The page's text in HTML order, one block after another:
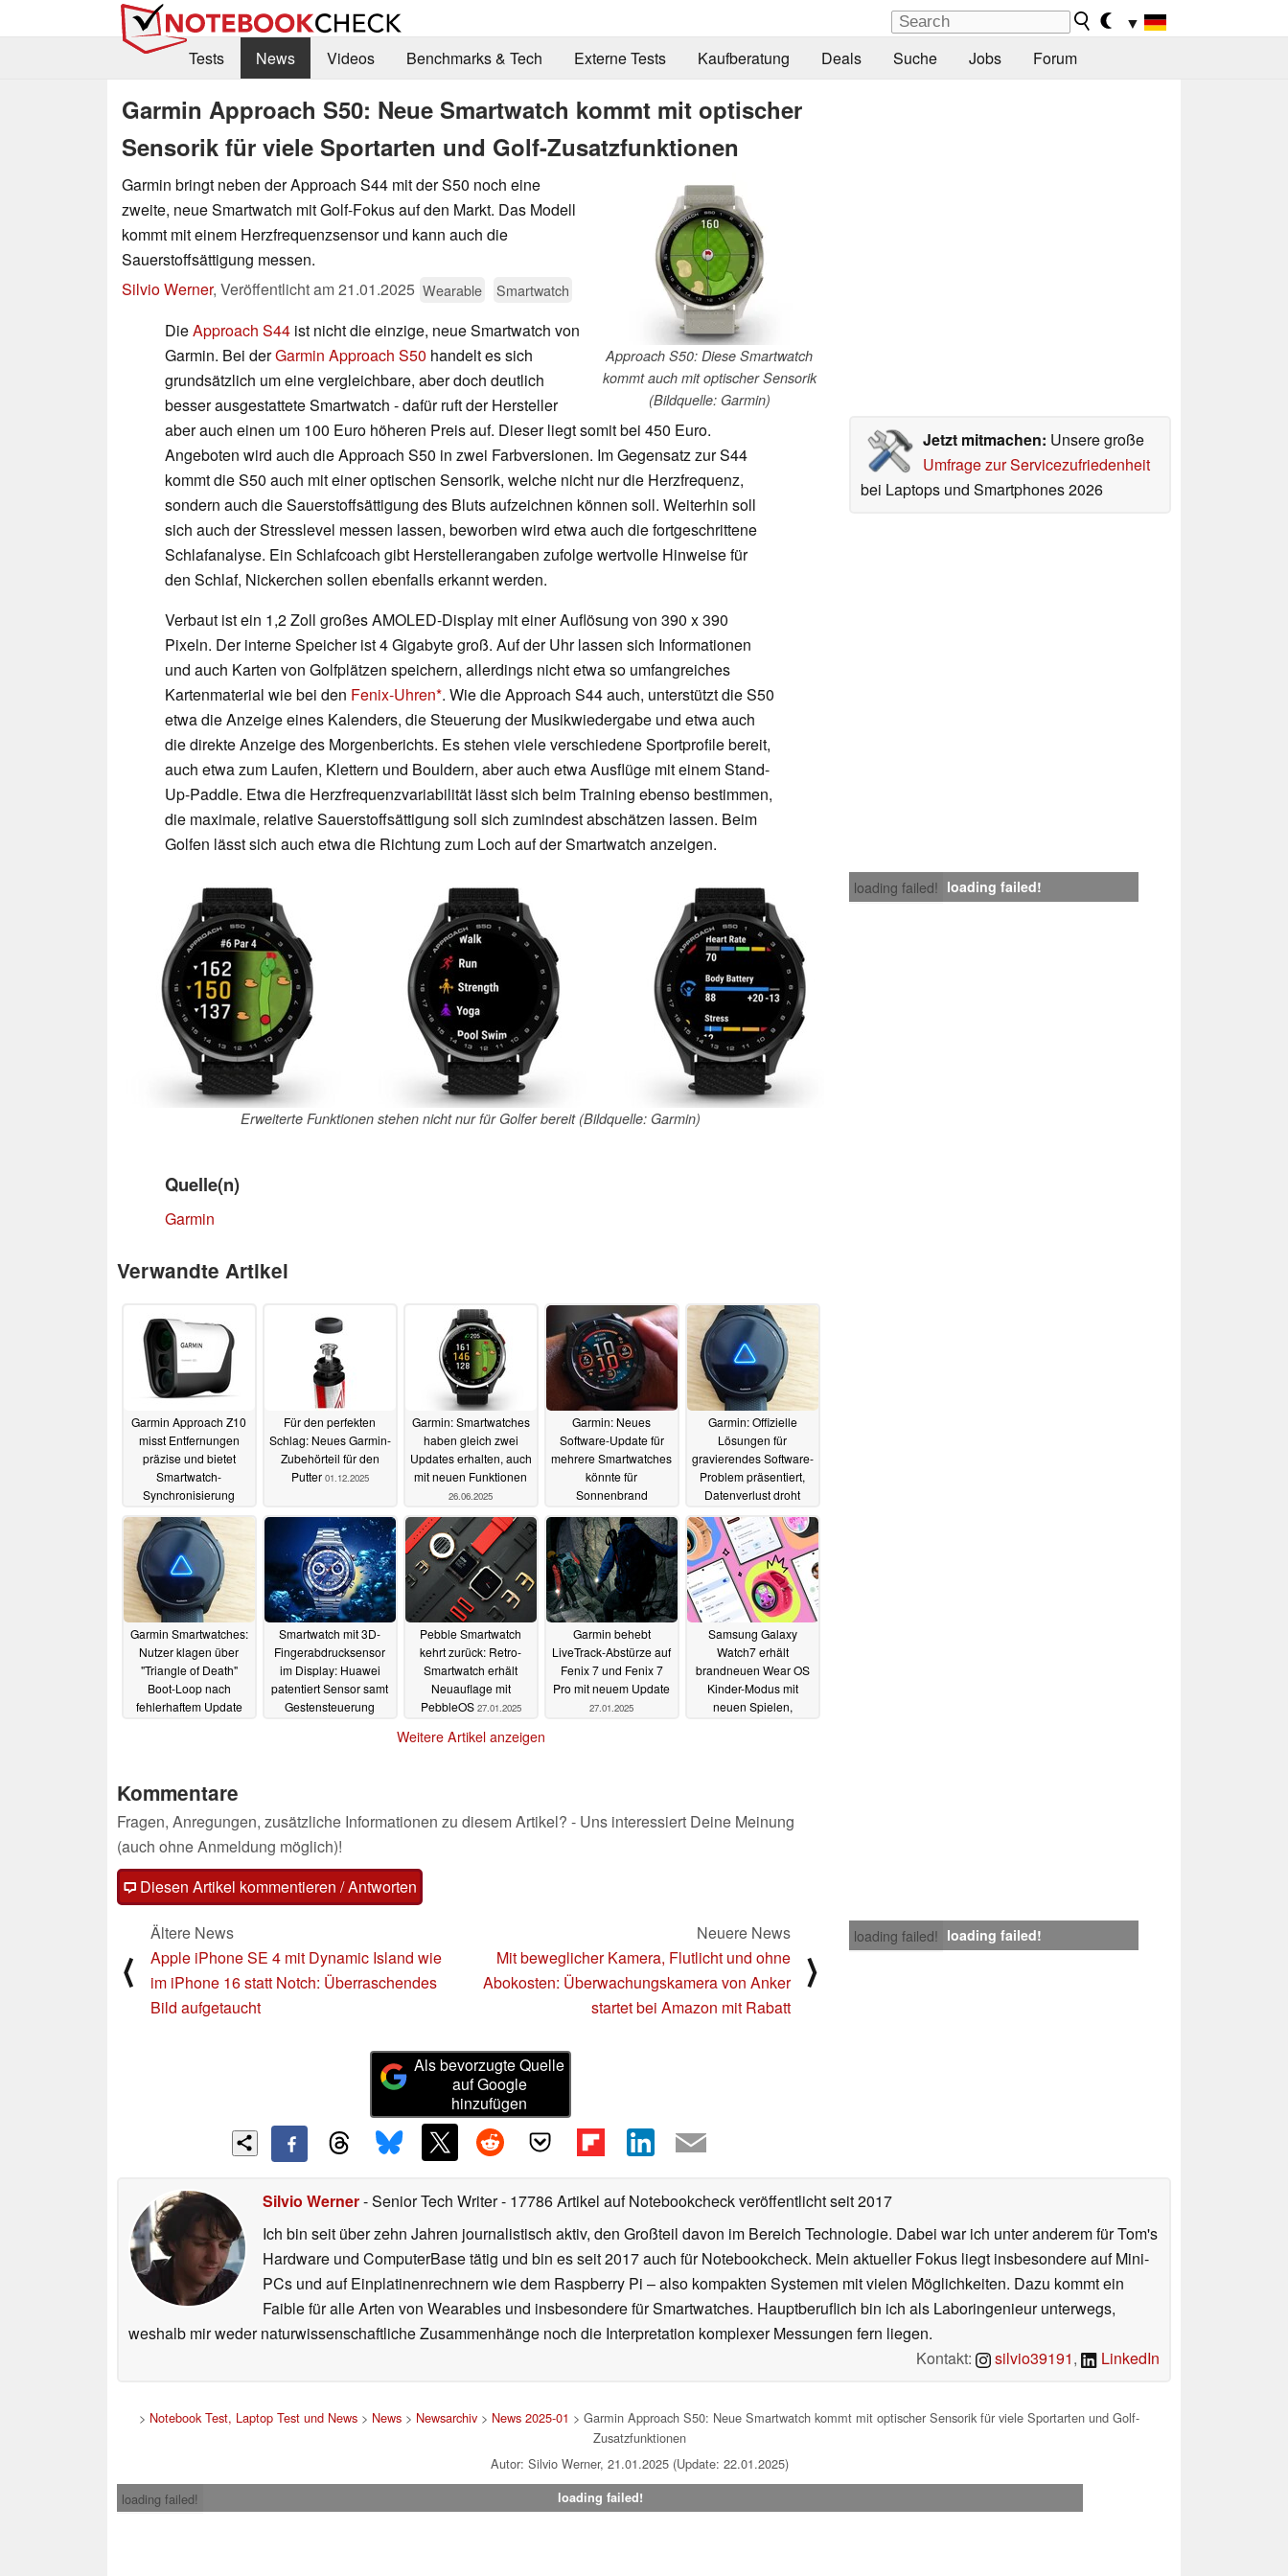
▼
Tests
News Videos Benchmarks & Tech Externe Tests Kaufberatung Deals Suche Jobs Forum
Garmin Approach S50: Neue Smartwatch kommt mit optischer
Sensorik für viele Sportarten und Golf-Zusatzfunktionen
Approach S50: Diese Smartwatch
kommt auch mit optischer Sensorik
(Bildquelle: Garmin)
Garmin bringt neben der Approach S44 mit der S50 noch eine
zweite, neue Smartwatch mit Golf-Fokus auf den Markt. Das Modell
kommt mit einem Herzfrequenzsensor und kann auch die
Sauerstoffsättigung messen.
Silvio Werner, Veröffentlicht am21.01.2025 Wearable Smartwatch
Jetzt mitmachen: Unsere große
Umfrage zur Servicezufriedenheit
bei Laptops und Smartphones 2026
DieApproach S44 ist nicht die einzige, neue Smartwatch von
Garmin. Bei derGarmin Approach S50 handelt es sich
grundsätzlich um eine vergleichbare, aber doch deutlich
besser ausgestattete Smartwatch - dafür ruft der Hersteller
aber auch einen um 100 Euro höheren Preis auf. Dieser liegt somit bei 450 Euro.
Angeboten wird auch die Approach S50 in zwei Farbversionen. Im Gegensatz zur S44
kommt die S50 auch mit einer optischen Sensorik, welche nicht nur die Herzfrequenz,
sondern auch die Sauerstoffsättigung des Bluts aufzeichnen können soll. Weiterhin soll
sich auch der Stresslevel messen lassen, beworben wird etwa auch die fortgeschrittene
Schlafanalyse. Ein Schlafcoach gibt Herstellerangaben zufolge wertvolle Hinweise für
den Schlaf, Nickerchen sollen ebenfalls erkannt werden.
Verbaut ist ein 1,2 Zoll großes AMOLED-Display mit einer Auflösung von 390 x 390
Pixeln. Der interne Speicher ist 4 Gigabyte groß. Auf der Uhr lassen sich Informationen
und auch Karten von Golfplätzen speichern, allerdings nicht etwa so umfangreiches
Kartenmaterial wie bei den Fenix-Uhren . Wie die Approach S44 auch, unterstützt die S50
etwa die Anzeige eines Kalenders, die Steuerung der Musikwiedergabe und etwa auch
die direkte Anzeige des Morgenberichts. Es stehen viele verschiedene Sportprofile bereit,
auch etwa zum Laufen, Klettern und Bouldern, aber auch etwa Ausflüge mit einem Stand-
Up-Paddle. Etwa die Herzfrequenzvariabilität lässt sich beim Training ebenso bestimmen,
die maximale, relative Sauerstoffsättigung soll sich zumindest abschätzen lassen. Beim
Golfen lässt sich auch etwa die Richtung zum Loch auf der Smartwatch anzeigen.
loading failed! loading failed!
Erweiterte Funktionen stehen nicht nur für Golfer bereit (Bildquelle: Garmin)
Quelle(n)
Garmin
Verwandte Artikel
Garmin Approach Z10
misst Entfernungen
präzise und bietet
Smartwatch-
Synchronisierung
25.06.2026
Für den perfekten
Schlag: Neues Garmin-
Zubehörteil für den
Putter 01.12.2025
Garmin: Smartwatches
haben gleich zwei
Updates erhalten, auch
mit neuen Funktionen
26.06.2025
Garmin: Neues
Software-Update für
mehrere Smartwatches
könnte für
Sonnenbrand
Sicherheit erhöhen
30.01.2025
Garmin: Offizielle
Lösungen für
gravierendes Software-
Problem präsentiert,
Datenverlust droht
29.01.2025
Garmin Smartwatches:
Nutzer klagen über
"Triangle of Death"
Boot-Loop nach
fehlerhaftem Update
Smartwatch mit 3D-
Fingerabdrucksensor
im Display: Huawei
patentiert Sensor samt
Gestensteuerung
Pebble Smartwatch
kehrt zurück: Retro-
Smartwatch erhält
Neuauflage mit
PebbleOS 27.01.2025
Garmin behebt
LiveTrack-Abstürze auf
Fenix 7 und Fenix 7
Pro mit neuem Update
27.01.2025
Samsung Galaxy
Watch7 erhält
brandneuen Wear OS
Kinder-Modus mit
neuen Spielen,
Weitere Artikel anzeigen
Kommentare
Fragen, Anregungen, zusätzliche Informationen zu diesem Artikel? - Uns interessiert Deine Meinung
(auch ohne Anmeldung möglich)!
Diesen Artikel kommentieren / Antworten
loading failed! loading failed!
⟨
Ältere News
Apple iPhone SE 4 mit Dynamic Island wie
im iPhone 16 statt Notch: Überraschendes
Bild aufgetaucht
Neuere News
Mit beweglicher Kamera, Flutlicht und ohne
Abokosten: Überwachungskamera von Anker
startet bei Amazon mit Rabatt
⟩
Als bevorzugte Quelle
auf Google
hinzufügen
Silvio Werner- Senior Tech Writer- 17786 Artikel auf Notebookcheck veröffentlichtseit 2017
Ich bin seit über zehn Jahren journalistisch aktiv, den Großteil davon im Bereich Technologie. Dabei war ich unter anderem für Tom's
Hardware und ComputerBase tätig und bin es seit 2017 auch für Notebookcheck. Mein aktueller Fokus liegt insbesondere auf Mini-
PCs und auf Einplatinenrechnern wie dem Raspberry Pi – also kompakten Systemen mit vielen Möglichkeiten. Dazu kommt ein
Faible für alle Arten von Wearables und insbesondere für Smartwatches. Hauptberuflich bin ich als Laboringenieur unterwegs,
weshalb mir weder naturwissenschaftliche Zusammenhänge noch die Interpretation komplexer Messungen fern liegen.
Kontakt:
silvio39191, LinkedIn
> Notebook Test, Laptop Test und News > News > Newsarchiv > News 2025-01 > Garmin Approach S50: Neue Smartwatch kommt mit optischer Sensorik für viele Sportarten und Golf-
Zusatzfunktionen
Autor: Silvio Werner, 21.01.2025 (Update: 22.01.2025)
loading failed!
loading failed!